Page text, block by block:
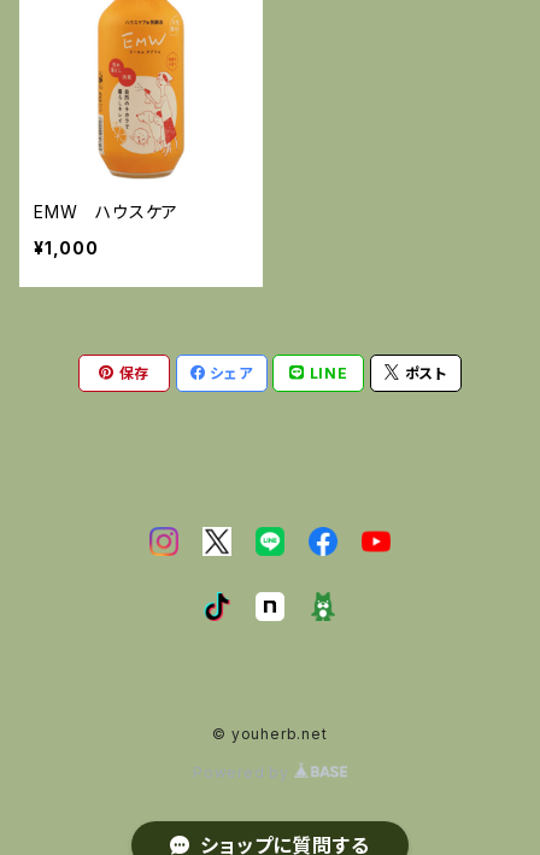
EMW ハウスケア
¥1,000
保存 シェア LINE ポスト
© youherb.net
Powered by
ショップに質問する